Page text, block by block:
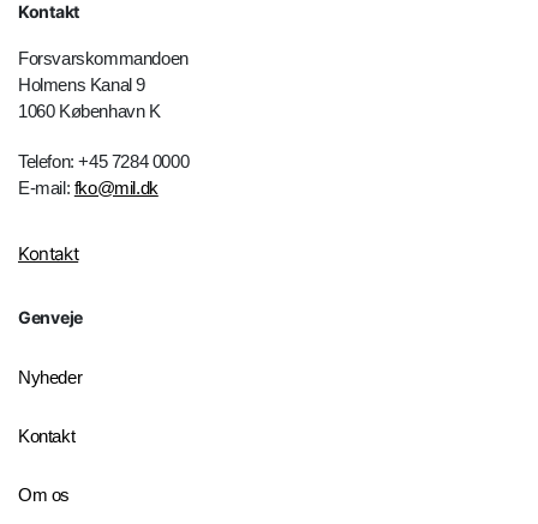
Kontakt
Forsvarskommandoen
Holmens Kanal 9
1060 København K
Telefon: +45 7284 0000
E-mail: fko@mil.dk
Kontakt
Genveje
Nyheder
Kontakt
Om os